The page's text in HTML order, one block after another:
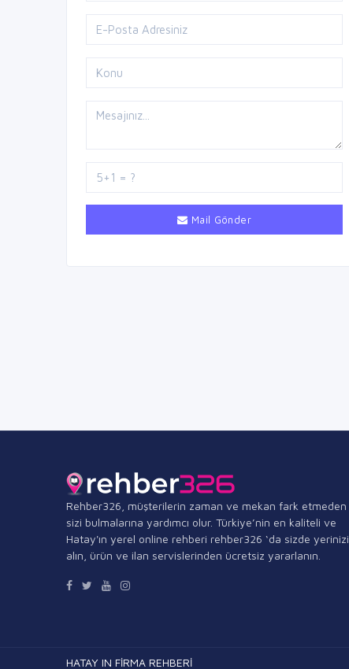
Mail Gönder
Rehber326, müşterilerin zaman ve mekan fark etmeden
sizi bulmalarına yardımcı olur. Türkiye’nin en kaliteli ve
Hatay'ın yerel online rehberi rehber326 ‘da sizde yerinizi
alın, ürün ve ilan servislerinden ücretsiz yararlanın.
HATAY IN FİRMA REHBERİ